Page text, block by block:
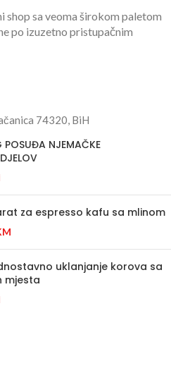
shop sa veoma širokom paletom
po izuzetno pristupačnim
74320, BiH
POSUĐA NJEMAČKE
za espresso kafu sa mlinom
uklanjanje korova sa
mjesta